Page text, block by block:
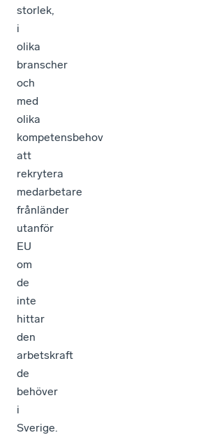
storlek,
i
olika
branscher
och
med
olika
kompetensbehov
att
rekrytera
medarbetare
frånländer
utanför
EU
om
de
inte
hittar
den
arbetskraft
de
behöver
i
Sverige.